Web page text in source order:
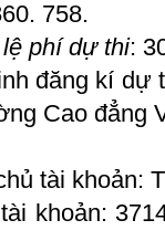
758.
phí dự thi:
kí dự thi
Cao đẳng
khoản: